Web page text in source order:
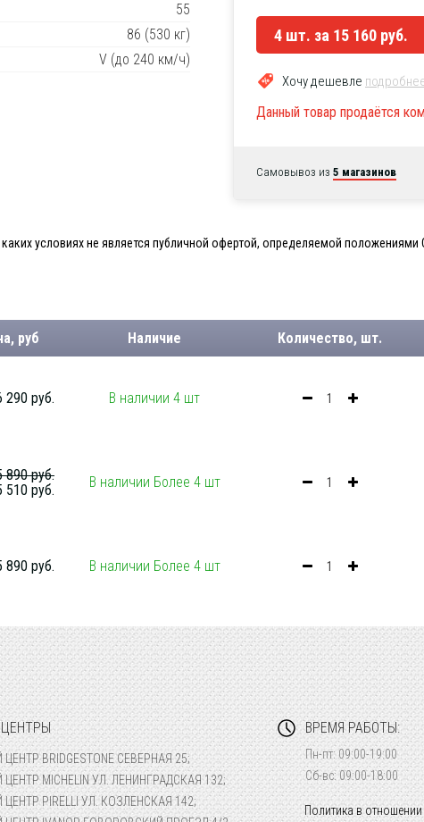
55
86 (530 кг)
V (до 240 км/ч)
4 шт. за 15 160 руб.
Хочу дешевле
Данный товар продаётся
Самовывоз из 5 магазинов
условиях не является публичной офертой, определяемой положениями
руб Наличие Количество, шт.
290 руб. В наличии 4 шт
890 руб.
510 руб.
В наличии Более 4 шт
890 руб. В наличии Более 4 шт
BRIDGESTONE СЕВЕРНАЯ 25;
MICHELIN УЛ. ЛЕНИНГРАДСКАЯ 132;
PIRELLI УЛ. КОЗЛЕНСКАЯ 142;
ВРЕМЯ РАБОТЫ:
Пн-пт: 09:00-19:00
Сб-вс: 09:00-18:00
Политика в